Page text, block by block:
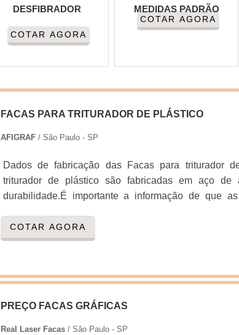
DESFIBRADOR
COTAR AGORA
MEDIDAS PADRÃO
COTAR AGORA
FACAS PARA TRITURADOR DE PLÁSTICO
AFIGRAF / São Paulo - SP
Dados de fabricação das Facas para triturador
triturador de plástico são fabricadas em aço de
durabilidade.É importante a informação de que
resistência, são utilizados aços diferenciados
correto.Para que as Facas para triturador de plástico
COTAR AGORA
PREÇO FACAS GRÁFICAS
Real Laser Facas / São Paulo - SP